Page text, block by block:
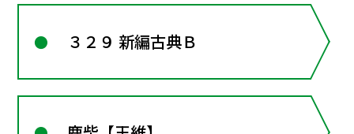
３２９ 新編古典Ｂ